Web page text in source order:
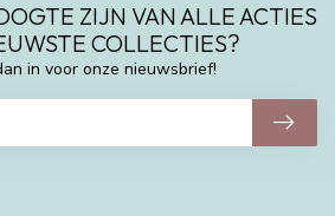
ZIJN VAN ALLE ACTIES
COLLECTIES?
in voor onze nieuwsbrief!